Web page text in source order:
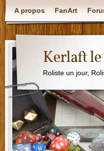
A propos FanArt
Kerlaft le
Roliste un jour,